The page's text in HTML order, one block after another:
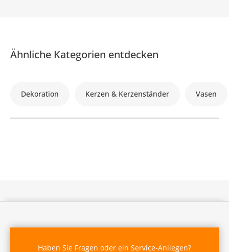
Ähnliche Kategorien entdecken
Dekoration Kerzen & Kerzenständer Vasen
Haben Sie Fragen oder ein Service-Anliegen?